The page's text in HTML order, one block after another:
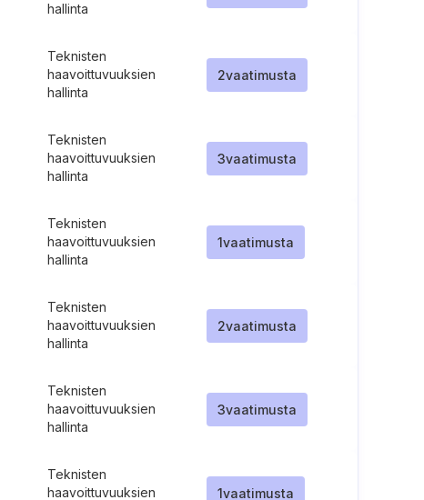
hallinta
Teknisten
haavoittuvuuksien
hallinta
2vaatimusta
Teknisten
haavoittuvuuksien
hallinta
3vaatimusta
Teknisten
haavoittuvuuksien
hallinta
1vaatimusta
Teknisten
haavoittuvuuksien
hallinta
2vaatimusta
Teknisten
haavoittuvuuksien
hallinta
3vaatimusta
Teknisten
haavoittuvuuksien
1vaatimusta